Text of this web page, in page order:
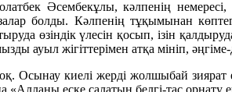
Әсембекұлы, кәлпенің
болды. Кәлпенің тұқымынан
өзіндік үлесін қосып, ізін
ауыл жігіттерімен атқа мініп,
Осынау киелі жерді жолшыбай
еске салатын белгі-тас орнату